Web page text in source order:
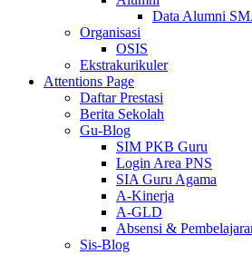
Data Alumni
Organisasi
OSIS
Ekstrakurikuler
Attentions Page
Daftar Prestasi
Berita Sekolah
Gu-Blog
SIM PKB Guru
Login Area PNS
SIA Guru Agama
A-Kinerja
A-GLD
Absensi &
Sis-Blog